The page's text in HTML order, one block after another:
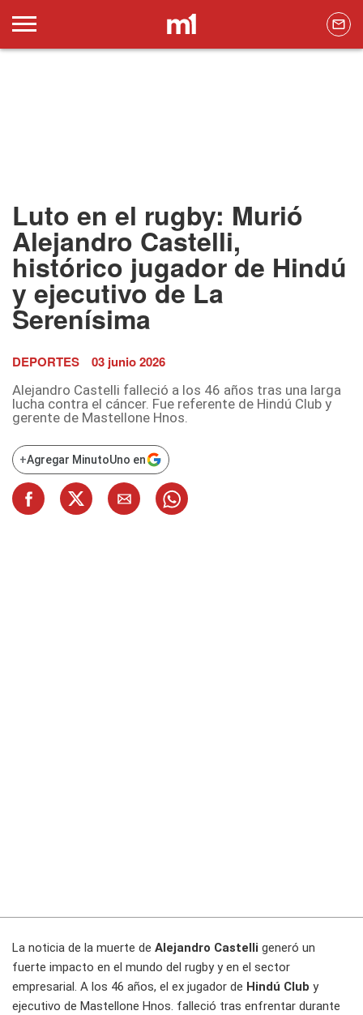
Luto en el rugby: Murió
Alejandro Castelli,
histórico jugador de Hindú
y ejecutivo de La
Serenísima
DEPORTES 03 junio 2026
Alejandro Castelli falleció a los 46 años tras una larga
lucha contra el cáncer. Fue referente de Hindú Club y
gerente de Mastellone Hnos.
+Agregar MinutoUno en
La noticia de la muerte de Alejandro Castelli generó un
fuerte impacto en el mundo del rugby y en el sector
empresarial. A los 46 años, el ex jugador de Hindú Club y
ejecutivo de Mastellone Hnos. falleció tras enfrentar durante